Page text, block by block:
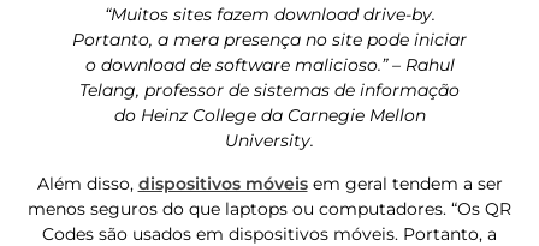
“Muitos sites fazem download drive-by.
Portanto, a mera presença no site pode iniciar
o download de software malicioso.” – Rahul
Telang, professor de sistemas de informação
do Heinz College da Carnegie Mellon
University.
Além disso, dispositivos móveisem geral tendem a ser
menos seguros do que laptops ou computadores. “Os QR
Codes são usados ​​em dispositivos móveis. Portanto, a